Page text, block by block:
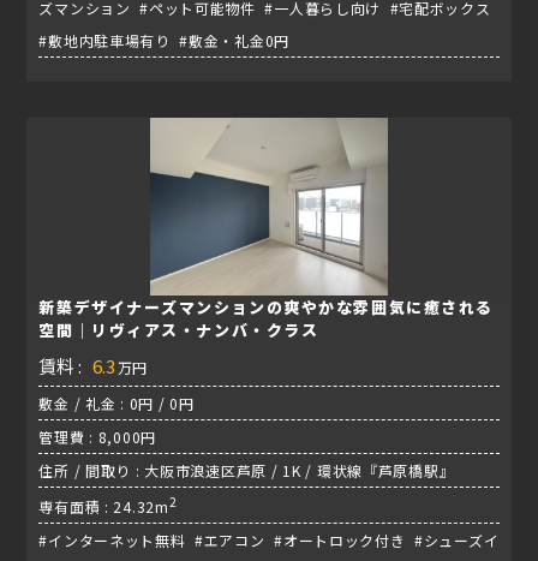
ズマンション #ペット可能物件 #一人暮らし向け #宅配ボックス
#敷地内駐車場有り #敷金・礼金0円
新築デザイナーズマンションの爽やかな雰囲気に癒される
空間｜リヴィアス・ナンバ・クラス
賃料 : 6.3 万円
敷金 / 礼金 : 0円 / 0円
管理費 : 8,000円
住所 / 間取り : 大阪市浪速区芦原 / 1K / 環状線『芦原橋駅』
専有面積 : 24.32m2
#インターネット無料 #エアコン #オートロック付き #シューズイ